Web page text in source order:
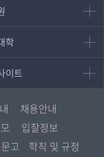
원
학
학
포털
대학
지역대학
대학
지역대학
이트
이트
상담
화본부
육성사업
채용안내
입찰정보
고 학칙 및 규정